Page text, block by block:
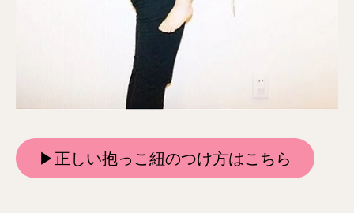
▶正しい抱っこ紐のつけ方はこちら